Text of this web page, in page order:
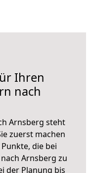
Ihren
nach
Arnsberg steht
zuerst machen
die bei
Arnsberg zu
der Planung bis